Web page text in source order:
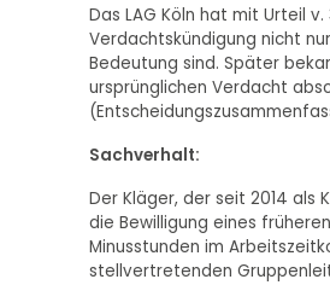
Das LAG Köln hat mit Urteil
Verdachtskündigung nicht
Bedeutung sind. Später
ursprünglichen Verdacht
Sachverhalt:
Der Kläger, der seit 2014 als
die Bewilligung eines
Minusstunden im
stellvertretenden